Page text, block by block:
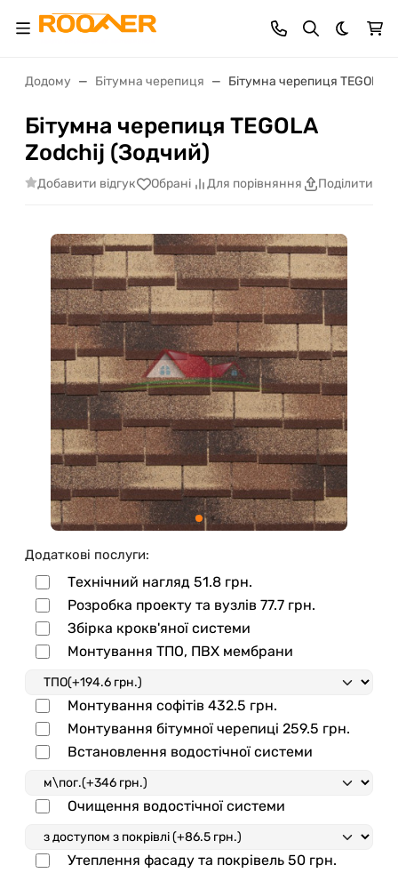
Dark
Додому Бітумна черепиця Бітумна черепиця TEGOLA
Бітумна черепиця TEGOLA
Zodchij (Зодчий)
Добавити відгук Обрані Для порівняння Поділитися
Додаткові послуги:
Технічний нагляд 51.8 грн.
Розробка проекту та вузлів 77.7 грн.
Збірка крокв'яної системи
Монтування ТПО, ПВХ мембрани
Монтування софітів 432.5 грн.
Монтування бітумної черепиці 259.5 грн.
Встановлення водостічної системи
Очищення водостічної системи
Утеплення фасаду та покрівель 50 грн.